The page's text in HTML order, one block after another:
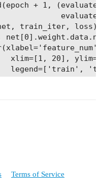
+ 1,
train_iter,
xlim=[1, 20],
legend=['train',
Terms of Service